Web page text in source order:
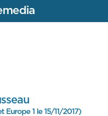
Europe 1 le 15/11/2017)